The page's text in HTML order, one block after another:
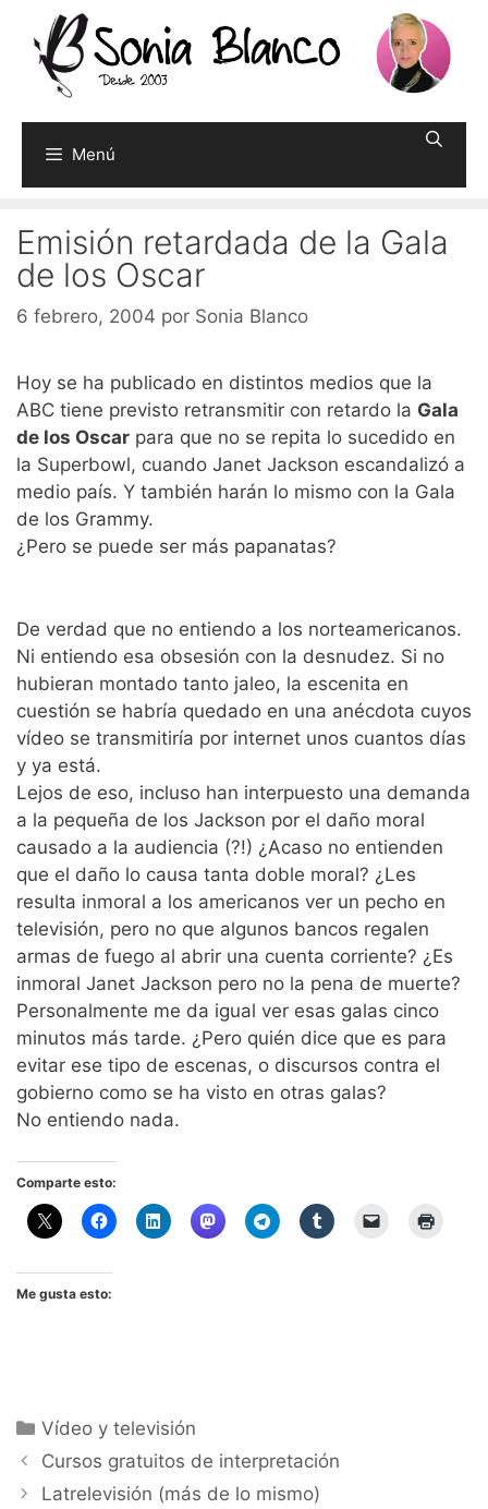
contenido
Menú
Emisión retardada de la Gala
de los Oscar
6 febrero, 2004 por Sonia Blanco
Hoy se ha publicado en distintos medios que la
ABC tiene previsto retransmitir con retardo la Gala
de los Oscar para que no se repita lo sucedido en
la Superbowl, cuando Janet Jackson escandalizó a
medio país. Y también harán lo mismo con la Gala
de los Grammy.
¿Pero se puede ser más papanatas?
De verdad que no entiendo a los norteamericanos.
Ni entiendo esa obsesión con la desnudez. Si no
hubieran montado tanto jaleo, la escenita en
cuestión se habría quedado en una anécdota cuyos
vídeo se transmitiría por internet unos cuantos días
y ya está.
Lejos de eso, incluso han interpuesto una demanda
a la pequeña de los Jackson por el daño moral
causado a la audiencia (?!) ¿Acaso no entienden
que el daño lo causa tanta doble moral? ¿Les
resulta inmoral a los americanos ver un pecho en
televisión, pero no que algunos bancos regalen
armas de fuego al abrir una cuenta corriente? ¿Es
inmoral Janet Jackson pero no la pena de muerte?
Personalmente me da igual ver esas galas cinco
minutos más tarde. ¿Pero quién dice que es para
evitar ese tipo de escenas, o discursos contra el
gobierno como se ha visto en otras galas?
No entiendo nada.
Comparte esto:
Me gusta esto:
Categorías
Vídeo y televisión
Cursos gratuitos de interpretación
Latrelevisión (más de lo mismo)